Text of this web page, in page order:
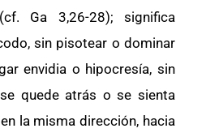
Ga 3,26-28); significa
sin pisotear o dominar
envidia o hipocresía, sin
quede atrás o se sienta
la misma dirección, hacia